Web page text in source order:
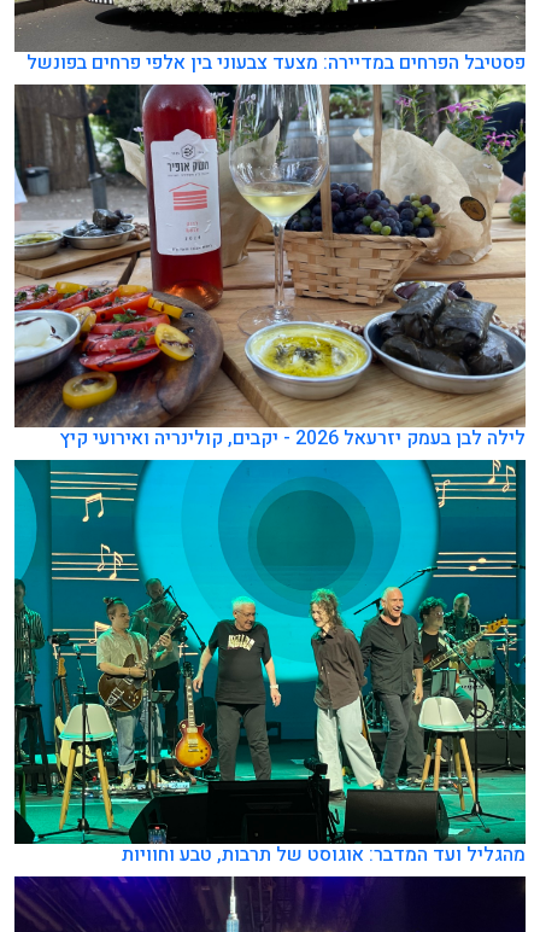
פסטיבל הפרחים במדיירה: מצעד צבעוני בין אלפי פרחים בפונשל
לילה לבן בעמק יזרעאל 2026 - יקבים, קולינריה ואירועי קיץ
מהגליל ועד המדבר: אוגוסט של תרבות, טבע וחוויות